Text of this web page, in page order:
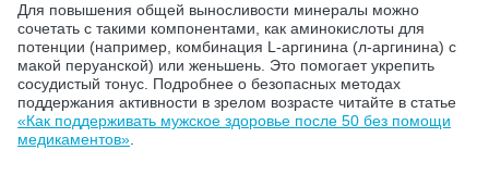
Для повышения общей выносливости минералы можно
сочетать с такими компонентами, как аминокислоты для
потенции (например, комбинация L-аргинина (л-аргинина) с
макой перуанской) или женьшень. Это помогает укрепить
сосудистый тонус. Подробнее о безопасных методах
поддержания активности в зрелом возрасте читайте в статье
«Как поддерживать мужское здоровье после 50 без помощи
медикаментов».